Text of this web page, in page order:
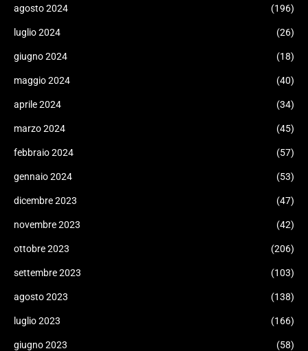
agosto 2024 (196)
luglio 2024 (26)
giugno 2024 (18)
maggio 2024 (40)
aprile 2024 (34)
marzo 2024 (45)
febbraio 2024 (57)
gennaio 2024 (53)
dicembre 2023 (47)
novembre 2023 (42)
ottobre 2023 (206)
settembre 2023 (103)
agosto 2023 (138)
luglio 2023 (166)
giugno 2023 (58)